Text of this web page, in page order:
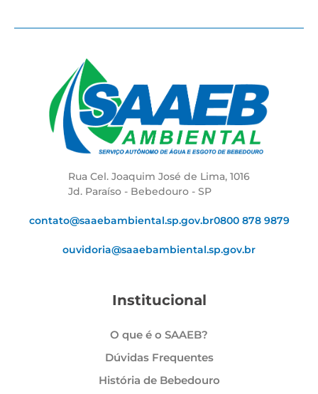
Rua Cel. Joaquim José de Lima, 1016
Jd. Paraíso - Bebedouro - SP
contato@saaebambiental.sp.gov.br0800 878 9879
ouvidoria@saaebambiental.sp.gov.br
Institucional
O que é o SAAEB?
Dúvidas Frequentes
História de Bebedouro